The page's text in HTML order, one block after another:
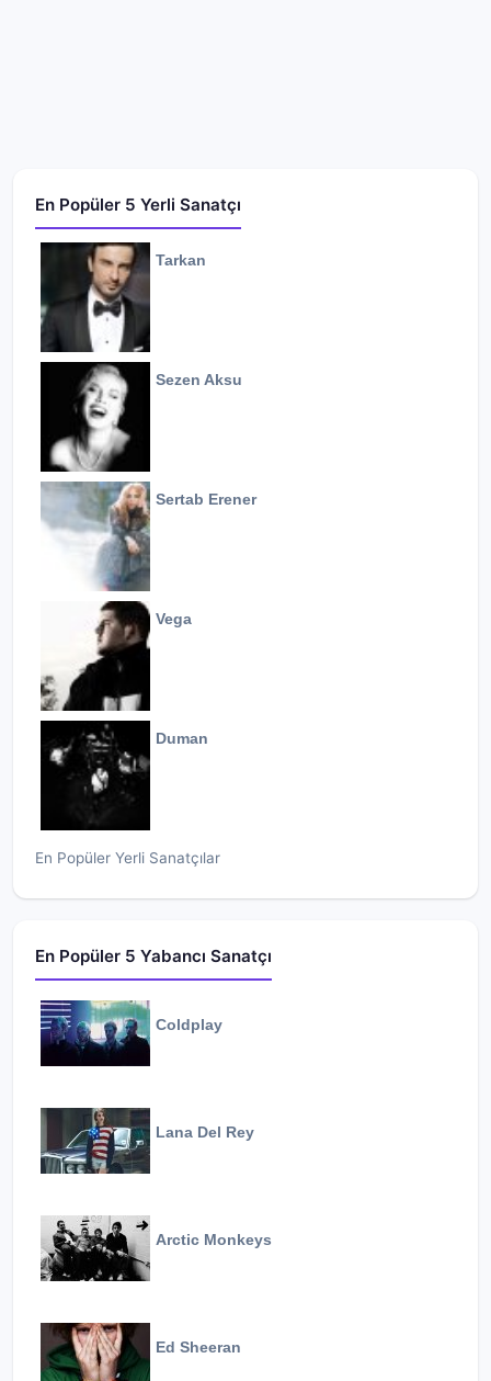
En Popüler 5 Yerli Sanatçı
Tarkan
Sezen Aksu
Sertab Erener
Vega
Duman
En Popüler Yerli Sanatçılar
En Popüler 5 Yabancı Sanatçı
Coldplay
Lana Del Rey
Arctic Monkeys
Ed Sheeran